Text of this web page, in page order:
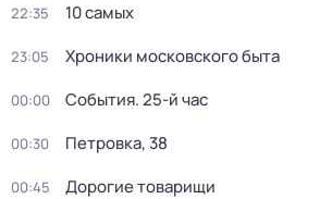
22:35 10 самых
23:05 Хроники московского быта
00:00 События. 25-й час
00:30 Петровка, 38
00:45 Дорогие товарищи